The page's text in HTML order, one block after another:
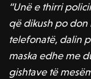
“Unë e thirri
që dikush po don
telefonatë, dalin
maska edhe me
gishtave të